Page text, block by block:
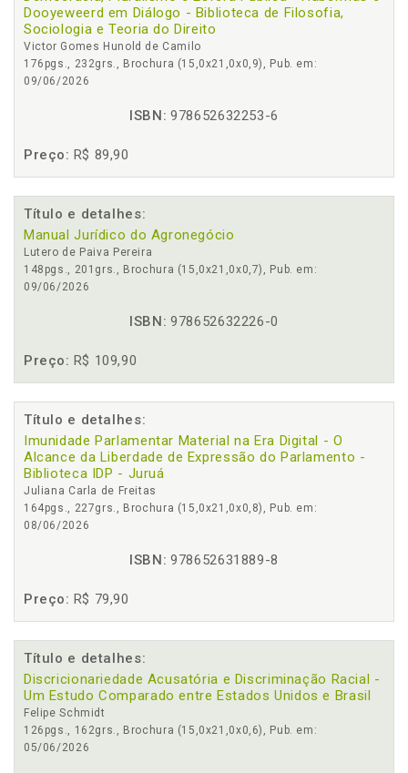
Dooyeweerd em Diálogo - Biblioteca de Filosofia,
Sociologia e Teoria do Direito
Victor Gomes Hunold de Camilo
176pgs., 232grs., Brochura (15,0x21,0x0,9), Pub. em:
09/06/2026
ISBN: 978652632253-6
Preço: R$ 89,90
Título e detalhes:
Manual Jurídico do Agronegócio
Lutero de Paiva Pereira
148pgs., 201grs., Brochura (15,0x21,0x0,7), Pub. em:
09/06/2026
ISBN: 978652632226-0
Preço: R$ 109,90
Título e detalhes:
Imunidade Parlamentar Material na Era Digital - O
Alcance da Liberdade de Expressão do Parlamento -
Biblioteca IDP - Juruá
Juliana Carla de Freitas
164pgs., 227grs., Brochura (15,0x21,0x0,8), Pub. em:
08/06/2026
ISBN: 978652631889-8
Preço: R$ 79,90
Título e detalhes:
Discricionariedade Acusatória e Discriminação Racial -
Um Estudo Comparado entre Estados Unidos e Brasil
Felipe Schmidt
126pgs., 162grs., Brochura (15,0x21,0x0,6), Pub. em:
05/06/2026